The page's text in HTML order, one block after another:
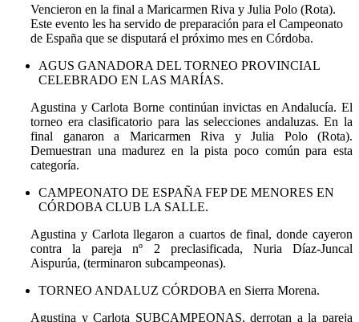
Vencieron en la final a Maricarmen Riva y Julia Polo (Rota).
Este evento les ha servido de preparación para el Campeonato
de España que se disputará el próximo mes en Córdoba.
AGUS GANADORA DEL TORNEO PROVINCIAL
CELEBRADO EN LAS MARÍAS.
Agustina y Carlota Borne continúan invictas en Andalucía. El
torneo era clasificatorio para las selecciones andaluzas. En la
final ganaron a Maricarmen Riva y Julia Polo (Rota).
Demuestran una madurez en la pista poco común para esta
categoría.
CAMPEONATO DE ESPAÑA FEP DE MENORES EN
CÓRDOBA CLUB LA SALLE.
Agustina y Carlota llegaron a cuartos de final, donde cayeron
contra la pareja nº 2 preclasificada, Nuria Díaz-Juncal
Aispurúa, (terminaron subcampeonas).
TORNEO ANDALUZ CÓRDOBA en Sierra Morena.
Agustina y Carlota SUBCAMPEONAS, derrotan a la pareja